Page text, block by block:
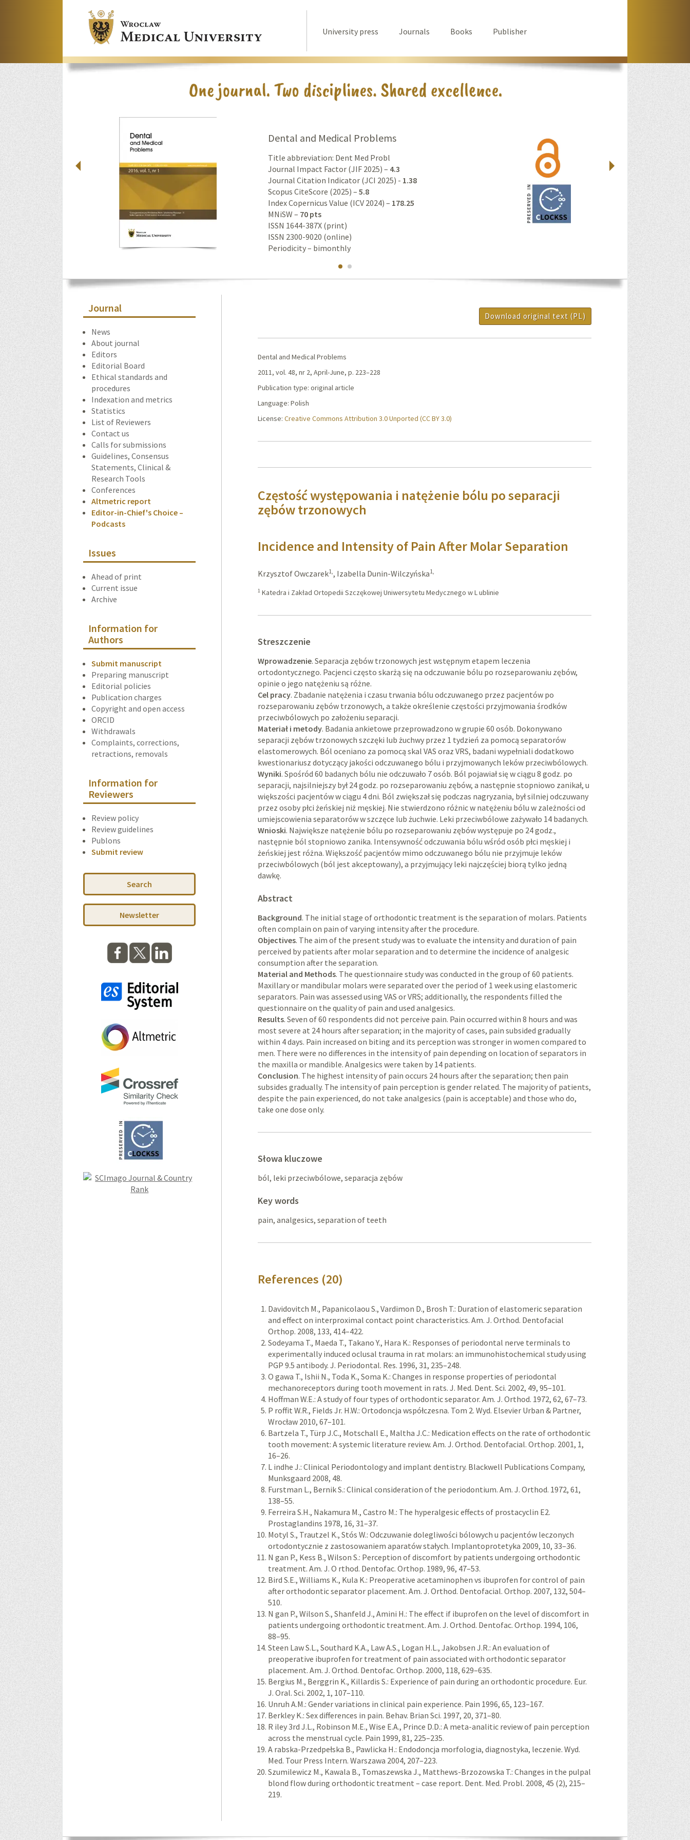
University press Journals Books Publisher
Dental and Medical Problems
Title abbreviation: Dent Med Probl
Journal Impact Factor (JIF 2025) – 4.3
Journal Citation Indicator (JCI 2025) - 1.38
Scopus CiteScore (2025) – 5.8
Index Copernicus Value (ICV 2024) – 178.25
MNiSW – 70 pts
ISSN 1644-387X (print)
ISSN 2300-9020 (online)
Periodicity – bimonthly
Journal
News
About journal
Editors
Editorial Board
Ethical standards and
procedures
Indexation and metrics
Statistics
List of Reviewers
Contact us
Calls for submissions
Guidelines, Consensus
Statements, Clinical &
Research Tools
Conferences
Altmetric report
Editor-in-Chief's Choice –
Podcasts
Issues
Ahead of print
Current issue
Archive
Information for
Authors
Submit manuscript
Preparing manuscript
Editorial policies
Publication charges
Copyright and open access
ORCID
Withdrawals
Complaints, corrections,
retractions, removals
Information for
Reviewers
Review policy
Review guidelines
Publons
Submit review
Search
Newsletter
Download original text (PL)
Dental and Medical Problems
2011, vol. 48, nr 2, April-June, p. 223–228
Publication type: original article
Language: Polish
License:Creative Commons Attribution 3.0 Unported (CC BY 3.0)
Częstość występowania i natężenie bólu po separacji
zębów trzonowych
Incidence and Intensity of Pain After Molar Separation
Krzysztof Owczarek1,, Izabella Dunin-Wilczyńska1,
1 Katedra i Zakład Ortopedii Szczękowej Uniwersytetu Medycznego w L ublinie
Streszczenie
Wprowadzenie. Separacja zębów trzonowych jest wstępnym etapem leczenia
ortodontycznego. Pacjenci często skarżą się na odczuwanie bólu po rozseparowaniu zębów,
opinie o jego natężeniu są różne.
Cel pracy. Zbadanie natężenia i czasu trwania bólu odczuwanego przez pacjentów po
rozseparowaniu zębów trzonowych, a także określenie częstości przyjmowania środków
przeciwbólowych po założeniu separacji.
Materiał i metody. Badania ankietowe przeprowadzono w grupie 60 osób. Dokonywano
separacji zębów trzonowych szczęki lub żuchwy przez 1 tydzień za pomocą separatorów
elastomerowych. Ból oceniano za pomocą skal VAS oraz VRS, badani wypełniali dodatkowo
kwestionariusz dotyczący jakości odczuwanego bólu i przyjmowanych leków przeciwbólowych.
Wyniki. Spośród 60 badanych bólu nie odczuwało 7 osób. Ból pojawiał się w ciągu 8 godz. po
separacji, najsilniejszy był 24 godz. po rozseparowaniu zębów, a następnie stopniowo zanikał, u
większości pacjentów w ciągu 4 dni. Ból zwiększał się podczas nagryzania, był silniej odczuwany
przez osoby płci żeńskiej niż męskiej. Nie stwierdzono różnic w natężeniu bólu w zależności od
umiejscowienia separatorów w szczęce lub żuchwie. Leki przeciwbólowe zażywało 14 badanych.
Wnioski. Największe natężenie bólu po rozseparowaniu zębów występuje po 24 godz.,
następnie ból stopniowo zanika. Intensywność odczuwania bólu wśród osób płci męskiej i
żeńskiej jest różna. Większość pacjentów mimo odczuwanego bólu nie przyjmuje leków
przeciwbólowych (ból jest akceptowany), a przyjmujący leki najczęściej biorą tylko jedną
dawkę.
Abstract
Background. The initial stage of orthodontic treatment is the separation of molars. Patients
often complain on pain of varying intensity after the procedure.
Objectives. The aim of the present study was to evaluate the intensity and duration of pain
perceived by patients after molar separation and to determine the incidence of analgesic
consumption after the separation.
Material and Methods. The questionnaire study was conducted in the group of 60 patients.
Maxillary or mandibular molars were separated over the period of 1 week using elastomeric
separators. Pain was assessed using VAS or VRS; additionally, the respondents filled the
questionnaire on the quality of pain and used analgesics.
Results. Seven of 60 respondents did not perceive pain. Pain occurred within 8 hours and was
most severe at 24 hours after separation; in the majority of cases, pain subsided gradually
within 4 days. Pain increased on biting and its perception was stronger in women compared to
men. There were no differences in the intensity of pain depending on location of separators in
the maxilla or mandible. Analgesics were taken by 14 patients.
Conclusion. The highest intensity of pain occurs 24 hours after the separation; then pain
subsides gradually. The intensity of pain perception is gender related. The majority of patients,
despite the pain experienced, do not take analgesics (pain is acceptable) and those who do,
take one dose only.
Słowa kluczowe
ból, leki przeciwbólowe, separacja zębów
Key words
pain, analgesics, separation of teeth
References (20)
Davidovitch M., Papanicolaou S., Vardimon D., Brosh T.: Duration of elastomeric separation
and effect on interproximal contact point characteristics. Am. J. Orthod. Dentofacial
Orthop. 2008, 133, 414–422.
Sodeyama T., Maeda T., Takano Y., Hara K.: Responses of periodontal nerve terminals to
experimentally induced oclusal trauma in rat molars: an immunohistochemical study using
PGP 9.5 antibody. J. Periodontal. Res. 1996, 31, 235–248.
O gawa T., Ishii N., Toda K., Soma K.: Changes in response properties of periodontal
mechanoreceptors during tooth movement in rats. J. Med. Dent. Sci. 2002, 49, 95–101.
Hoffman W.E.: A study of four types of orthodontic separator. Am. J. Orthod. 1972, 62, 67–73.
P roffit W.R., Fields Jr. H.W.: Ortodoncja współczesna. Tom 2. Wyd. Elsevier Urban & Partner,
Wrocław 2010, 67–101.
Bartzela T., Türp J.C., Motschall E., Maltha J.C.: Medication effects on the rate of orthodontic
tooth movement: A systemic literature review. Am. J. Orthod. Dentofacial. Orthop. 2001, 1,
16–26.
L indhe J.: Clinical Periodontology and implant dentistry. Blackwell Publications Company,
Munksgaard 2008, 48.
Furstman L., Bernik S.: Clinical consideration of the periodontium. Am. J. Orthod. 1972, 61,
138–55.
Ferreira S.H., Nakamura M., Castro M.: The hyperalgesic effects of prostacyclin E2.
Prostaglandins 1978, 16, 31–37.
Motyl S., Trautzel K., Stós W.: Odczuwanie dolegliwości bólowych u pacjentów leczonych
ortodontycznie z zastosowaniem aparatów stałych. Implantoprotetyka 2009, 10, 33–36.
N gan P., Kess B., Wilson S.: Perception of discomfort by patients undergoing orthodontic
treatment. Am. J. O rthod. Dentofac. Orthop. 1989, 96, 47–53.
Bird S.E., Williams K., Kula K.: Preoperative acetaminophen vs ibuprofen for control of pain
after orthodontic separator placement. Am. J. Orthod. Dentofacial. Orthop. 2007, 132, 504–
510.
N gan P., Wilson S., Shanfeld J., Amini H.: The effect if ibuprofen on the level of discomfort in
patients undergoing orthodontic treatment. Am. J. Orthod. Dentofac. Orthop. 1994, 106,
88–95.
Steen Law S.L., Southard K.A., Law A.S., Logan H.L., Jakobsen J.R.: An evaluation of
preoperative ibuprofen for treatment of pain associated with orthodontic separator
placement. Am. J. Orthod. Dentofac. Orthop. 2000, 118, 629–635.
Bergius M., Berggrin K., Killardis S.: Experience of pain during an orthodontic procedure. Eur.
J. Oral. Sci. 2002, 1, 107–110.
Unruh A.M.: Gender variations in clinical pain experience. Pain 1996, 65, 123–167.
Berkley K.: Sex differences in pain. Behav. Brian Sci. 1997, 20, 371–80.
R iley 3rd J.L., Robinson M.E., Wise E.A., Prince D.D.: A meta-analitic review of pain perception
across the menstrual cycle. Pain 1999, 81, 225–235.
A rabska-Przedpełska B., Pawlicka H.: Endodoncja morfologia, diagnostyka, leczenie. Wyd.
Med. Tour Press Intern. Warszawa 2004, 207–223.
Szumilewicz M., Kawala B., Tomaszewska J., Matthews-Brzozowska T.: Changes in the pulpal
blond flow during orthodontic treatment – case report. Dent. Med. Probl. 2008, 45 (2), 215–
219.